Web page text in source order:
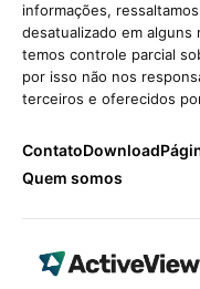
informações,
desatualizado em alguns
temos controle parcial
por isso não nos
terceiros e oferecidos
ContatoDownload
Quem somos